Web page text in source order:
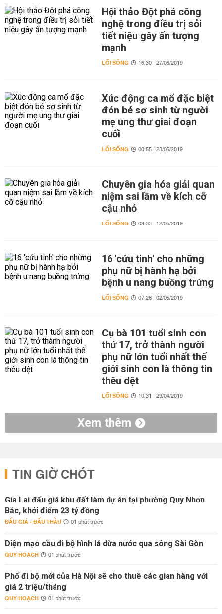
Hội thảo Đột phá công
nghệ trong điều trị sỏi
tiết niệu gây ấn tượng
mạnh
LỐI SỐNG 16:30 | 27/06/2019
Xúc động ca mổ đặc biệt
đón bé sơ sinh từ người
mẹ ung thư giai đoạn
cuối
LỐI SỐNG 00:55 | 23/05/2019
Chuyên gia hóa giải quan
niệm sai lầm về kích cỡ
cậu nhỏ
LỐI SỐNG 09:33 | 12/05/2019
16 'cứu tinh' cho những
phụ nữ bị hành hạ bởi
bệnh u nang buồng trứng
LỐI SỐNG 07:26 | 02/05/2019
Cụ bà 101 tuổi sinh con
thứ 17, trở thành người
phụ nữ lớn tuổi nhất thế
giới sinh con là thông tin
thêu dệt
LỐI SỐNG 10:31 | 29/04/2019
Xem thêm
TIN GIỜ CHÓT
Gia Lai đấu giá khu đất làm dự án tại phường Quy Nhơn
Bắc, khởi điểm 23 tỷ đồng
ĐẤU GIÁ - ĐẤU THẦU 01 phút trước
Diện mạo cầu đi bộ hình lá dừa nước qua sông Sài Gòn
QUY HOẠCH 01 phút trước
Phố đi bộ mới của Hà Nội sẽ cho thuê các gian hàng với
giá 2 triệu/tháng
QUY HOẠCH 01 phút trước